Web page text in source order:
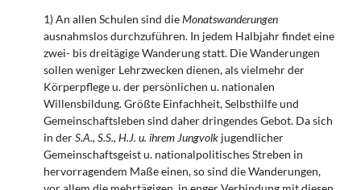
1) An allen Schulen sind dieMonatswanderungen
ausnahmslos durchzuführen. In jedem Halbjahr findet eine
zwei- bis dreitägige Wanderung statt. Die Wanderungen
sollen weniger Lehrzwecken dienen, als vielmehr der
Körperpflege u. der persönlichen u. nationalen
Willensbildung. Größte Einfachheit, Selbsthilfe und
Gemeinschaftsleben sind daher dringendes Gebot. Da sich
in derS.A., S.S., H.J. u. ihrem Jungvolk jugendlicher
Gemeinschaftsgeist u. nationalpolitisches Streben in
hervorragendem Maße einen, so sind die Wanderungen,